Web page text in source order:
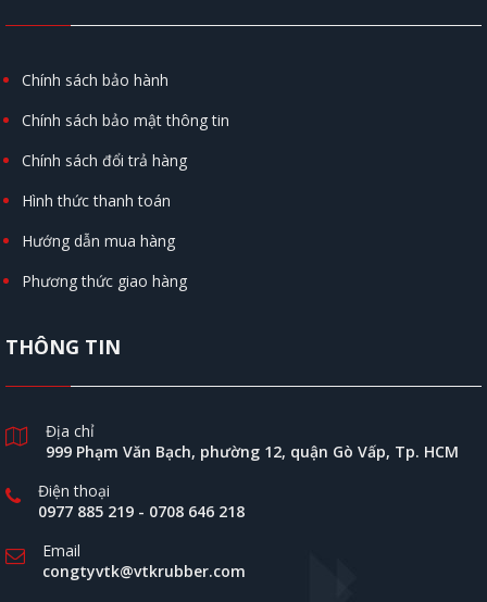
Chính sách bảo hành
Chính sách bảo mật thông tin
Chính sách đổi trả hàng
Hình thức thanh toán
Hướng dẫn mua hàng
Phương thức giao hàng
THÔNG TIN
Địa chỉ
999 Phạm Văn Bạch, phường 12, quận Gò Vấp, Tp. HCM
Điện thoại
0977 885 219 - 0708 646 218
Email
congtyvtk@vtkrubber.com